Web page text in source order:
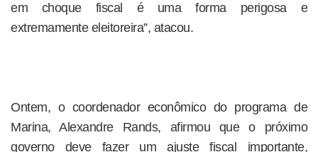
em choque fiscal é uma forma perigosa e
extremamente eleitoreira”, atacou.
Ontem, o coordenador econômico do programa de
Marina, Alexandre Rands, afirmou que o próximo
governo deve fazer um ajuste fiscal importante,